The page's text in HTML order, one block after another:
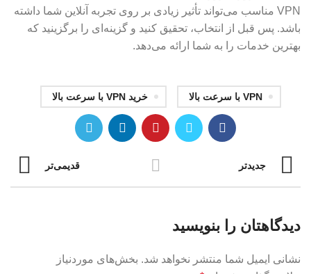
VPN مناسب می‌تواند تأثیر زیادی بر روی تجربه آنلاین شما داشته
باشد. پس قبل از انتخاب، تحقیق کنید و گزینه‌ای را برگزینید که
بهترین خدمات را به شما ارائه می‌دهد.
VPN با سرعت بالا خرید VPN با سرعت بالا
جدیدتر قدیمی‌تر
دیدگاهتان را بنویسید
نشانی ایمیل شما منتشر نخواهد شد. بخش‌های موردنیاز